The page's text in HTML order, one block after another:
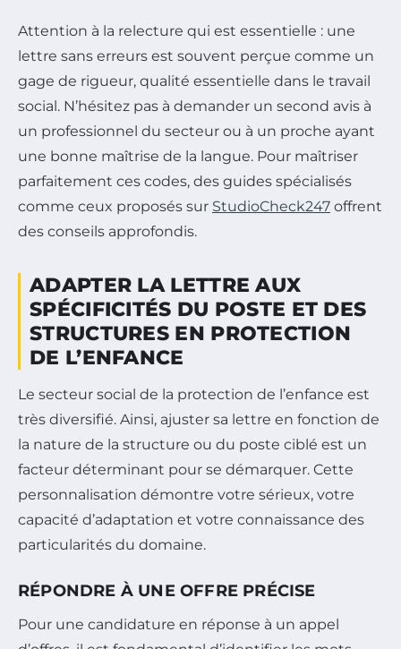
Attention à la relecture qui est essentielle : une
lettre sans erreurs est souvent perçue comme un
gage de rigueur, qualité essentielle dans le travail
social. N’hésitez pas à demander un second avis à
un professionnel du secteur ou à un proche ayant
une bonne maîtrise de la langue. Pour maîtriser
parfaitement ces codes, des guides spécialisés
comme ceux proposés sur StudioCheck247 offrent
des conseils approfondis.
ADAPTER LA LETTRE AUX
SPÉCIFICITÉS DU POSTE ET DES
STRUCTURES EN PROTECTION
DE L’ENFANCE
Le secteur social de la protection de l’enfance est
très diversifié. Ainsi, ajuster sa lettre en fonction de
la nature de la structure ou du poste ciblé est un
facteur déterminant pour se démarquer. Cette
personnalisation démontre votre sérieux, votre
capacité d’adaptation et votre connaissance des
particularités du domaine.
RÉPONDRE À UNE OFFRE PRÉCISE
Pour une candidature en réponse à un appel